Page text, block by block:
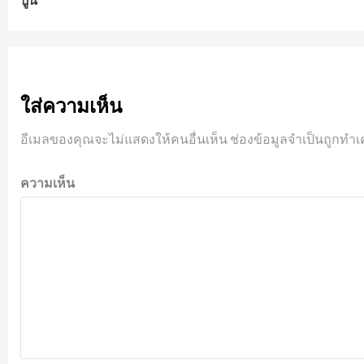
ใส่ความเห็น
อีเมลของคุณจะไม่แสดงให้คนอื่นเห็น ช่องข้อมูลจำเป็นถูกทำ
ความเห็น